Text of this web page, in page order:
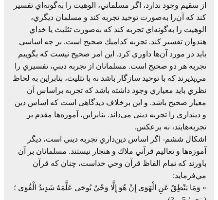
از سقيم‌ وجود ندارد، اگر مسلماني، الوهيت‌ را به‌گونه‌اي‌ تفسير
كند كه‌ آن‌را به‌صورت‌ توحيد تجربه‌ كند و مسلمان‌ ديگري،
الوهيت را به‌گونه‌اي‌ تجربه‌ كند كه‌ به‌صورت‌ تثليث‌ يا خداي‌
هندوان‌ تفسير كند. تجربه‌ كداميك‌ صحيح‌ است. بر چه‌ اساسي‌
بايد در مورد آن‌ها داوري‌ كرد. اين‌ امر صحيح‌ نيست‌ كه‌ بگوييم‌
تجربه‌ هر دو صحيح‌ است. مسلمانان‌ از تجربه‌ ديني، تفسيري‌ را
مي‌پذيرند كه‌ با توحيد سازگار باشد نه‌ با تثليث، بنابراين‌ به‌ لحاظ‌
نظري‌ بايد معياري‌ وجود داشته‌ باشد كه‌ تجربه‌ براساس‌ آن‌
معيار صحيح‌ باشد. و اين‌ برخلاف‌ دیدگاهی است که اساس دین
و دینداری را تجربه دینی می‌داند. بنابراين، آموزه‌ها مقدم‌ بر
تجربه‌هايند، نه‌ برعكس.
اشکال ششم- اگر اساس‌ دين‌داري‌ تجربه‌ ديني‌ است، ديگر
آموزه‌ها و تعاليم‌ قرآني‌ ملاك‌ و هنجار نيستند. مسلمانان‌ بر آن‌
باورند كه‌ تمام‌ الفاظ‌ قرآن‌ وحي‌ خداست، چنان‌ كه‌ قرآن‌
مي‌فرمايد:
« وَمَا يَنْطِقُ عَنِ الْهَوَى إِنْ هُوَ إِلَّا وَحْيٌ يُوحَى عَلَّمَهُ شَدِيدُ الْقُوَى ؛